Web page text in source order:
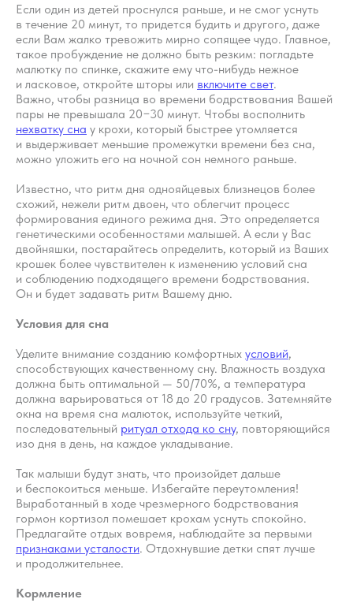
Если один из детей проснулся раньше, и не смог уснуть
в течение 20 минут, то придется будить и другого, даже
если Вам жалко тревожить мирно сопящее чудо. Главное,
такое пробуждение не должно быть резким: погладьте
малютку по спинке, скажите ему что-нибудь нежное
и ласковое, откройте шторы или включите свет.
Важно, чтобы разница во времени бодрствования Вашей
пары не превышала 20−30 минут. Чтобы восполнить
нехватку сна у крохи, который быстрее утомляется
и выдерживает меньшие промежутки времени без сна,
можно уложить его на ночной сон немного раньше.
Известно, что ритм дня однояйцевых близнецов более
схожий, нежели ритм двоен, что облегчит процесс
формирования единого режима дня. Это определяется
генетическими особенностями малышей. А если у Вас
двойняшки, постарайтесь определить, который из Ваших
крошек более чувствителен к изменению условий сна
и соблюдению подходящего времени бодрствования.
Он и будет задавать ритм Вашему дню.
Условия для сна
Уделите внимание созданию комфортных условий,
способствующих качественному сну. Влажность воздуха
должна быть оптимальной — 50/70%, а температура
должна варьироваться от 18 до 20 градусов. Затемняйте
окна на время сна малюток, используйте четкий,
последовательный ритуал отхода ко сну, повторяющийся
изо дня в день, на каждое укладывание.
Так малыши будут знать, что произойдет дальше
и беспокоиться меньше. Избегайте переутомления!
Выработанный в ходе чрезмерного бодрствования
гормон кортизол помешает крохам уснуть спокойно.
Предлагайте отдых вовремя, наблюдайте за первыми
признаками усталости. Отдохнувшие детки спят лучше
и продолжительнее.
Кормление
Хотите наладить
сон ребёнка?
Подробнее
Запишитесь на первичную
консультацию — начните
высыпаться всей семьёй